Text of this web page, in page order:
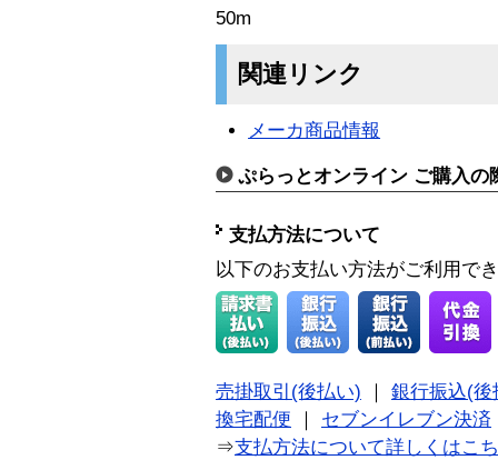
50m
関連リンク
メーカ商品情報
ぷらっとオンライン ご購入の
支払方法について
以下のお支払い方法がご利用で
売掛取引(後払い)
銀行振込(後
換宅配便
セブンイレブン決済
⇒支払方法について詳しくはこ